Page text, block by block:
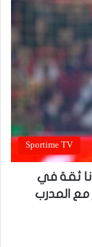
Sportime TV
ثقة في
مع المدرب